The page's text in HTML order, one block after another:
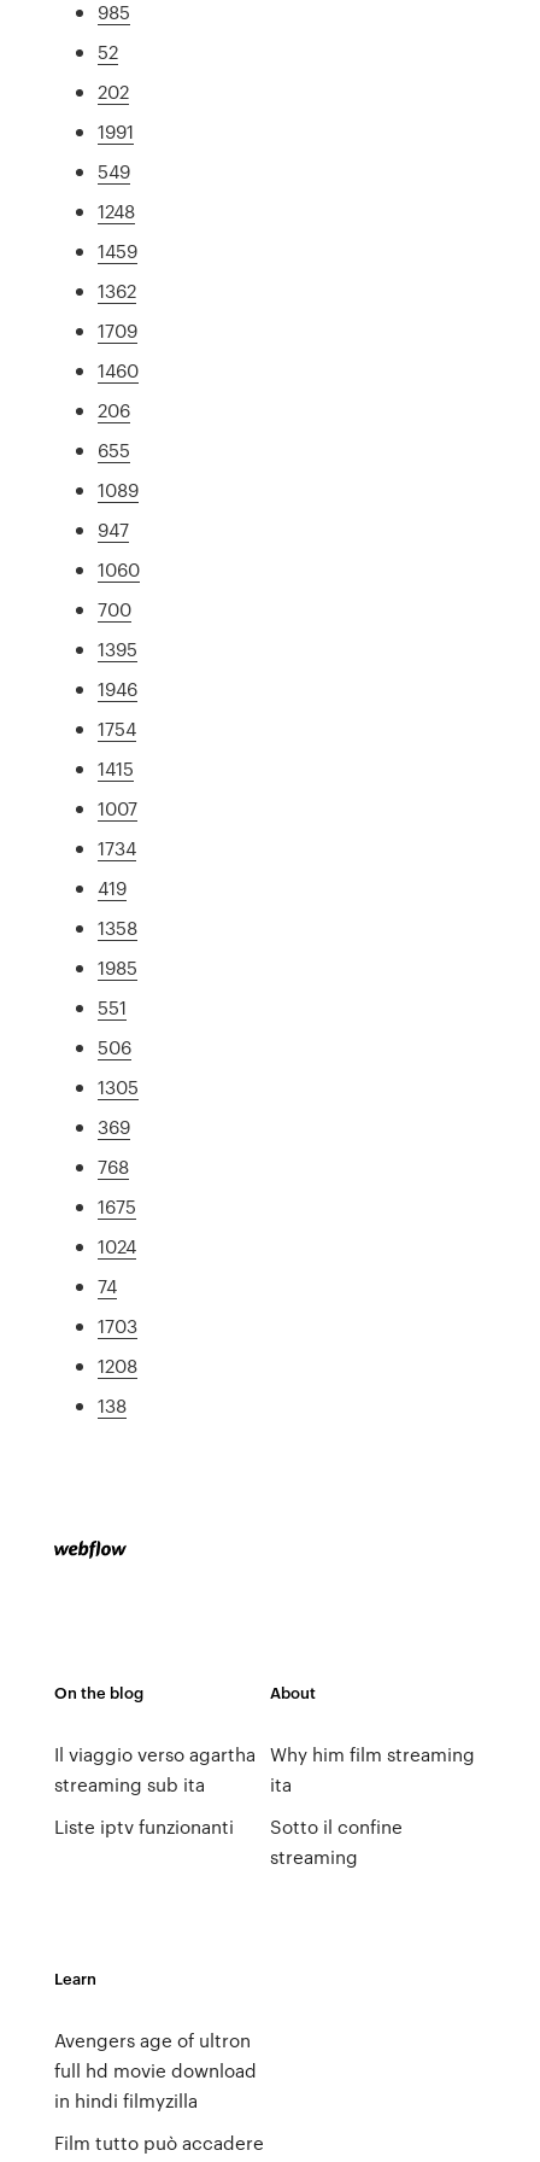
985
52
202
1991
549
1248
1459
1362
1709
1460
206
655
1089
947
1060
700
1395
1946
1754
1415
1007
1734
419
1358
1985
551
506
1305
369
768
1675
1024
74
1703
1208
138
On the blog
Il viaggio verso agartha
streaming sub ita
Liste iptv funzionanti
About
Why him film streaming
ita
Sotto il confine
streaming
Learn
Avengers age of ultron
full hd movie download
in hindi filmyzilla
Film tutto può accadere